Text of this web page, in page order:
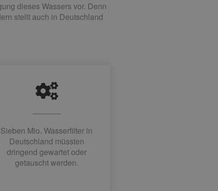
dieses Wassers vor. Denn
stellt auch in Deutschland
Sieben Mio. Wasserfilter in
Deutschland müssten
dringend gewartet oder
getauscht werden.